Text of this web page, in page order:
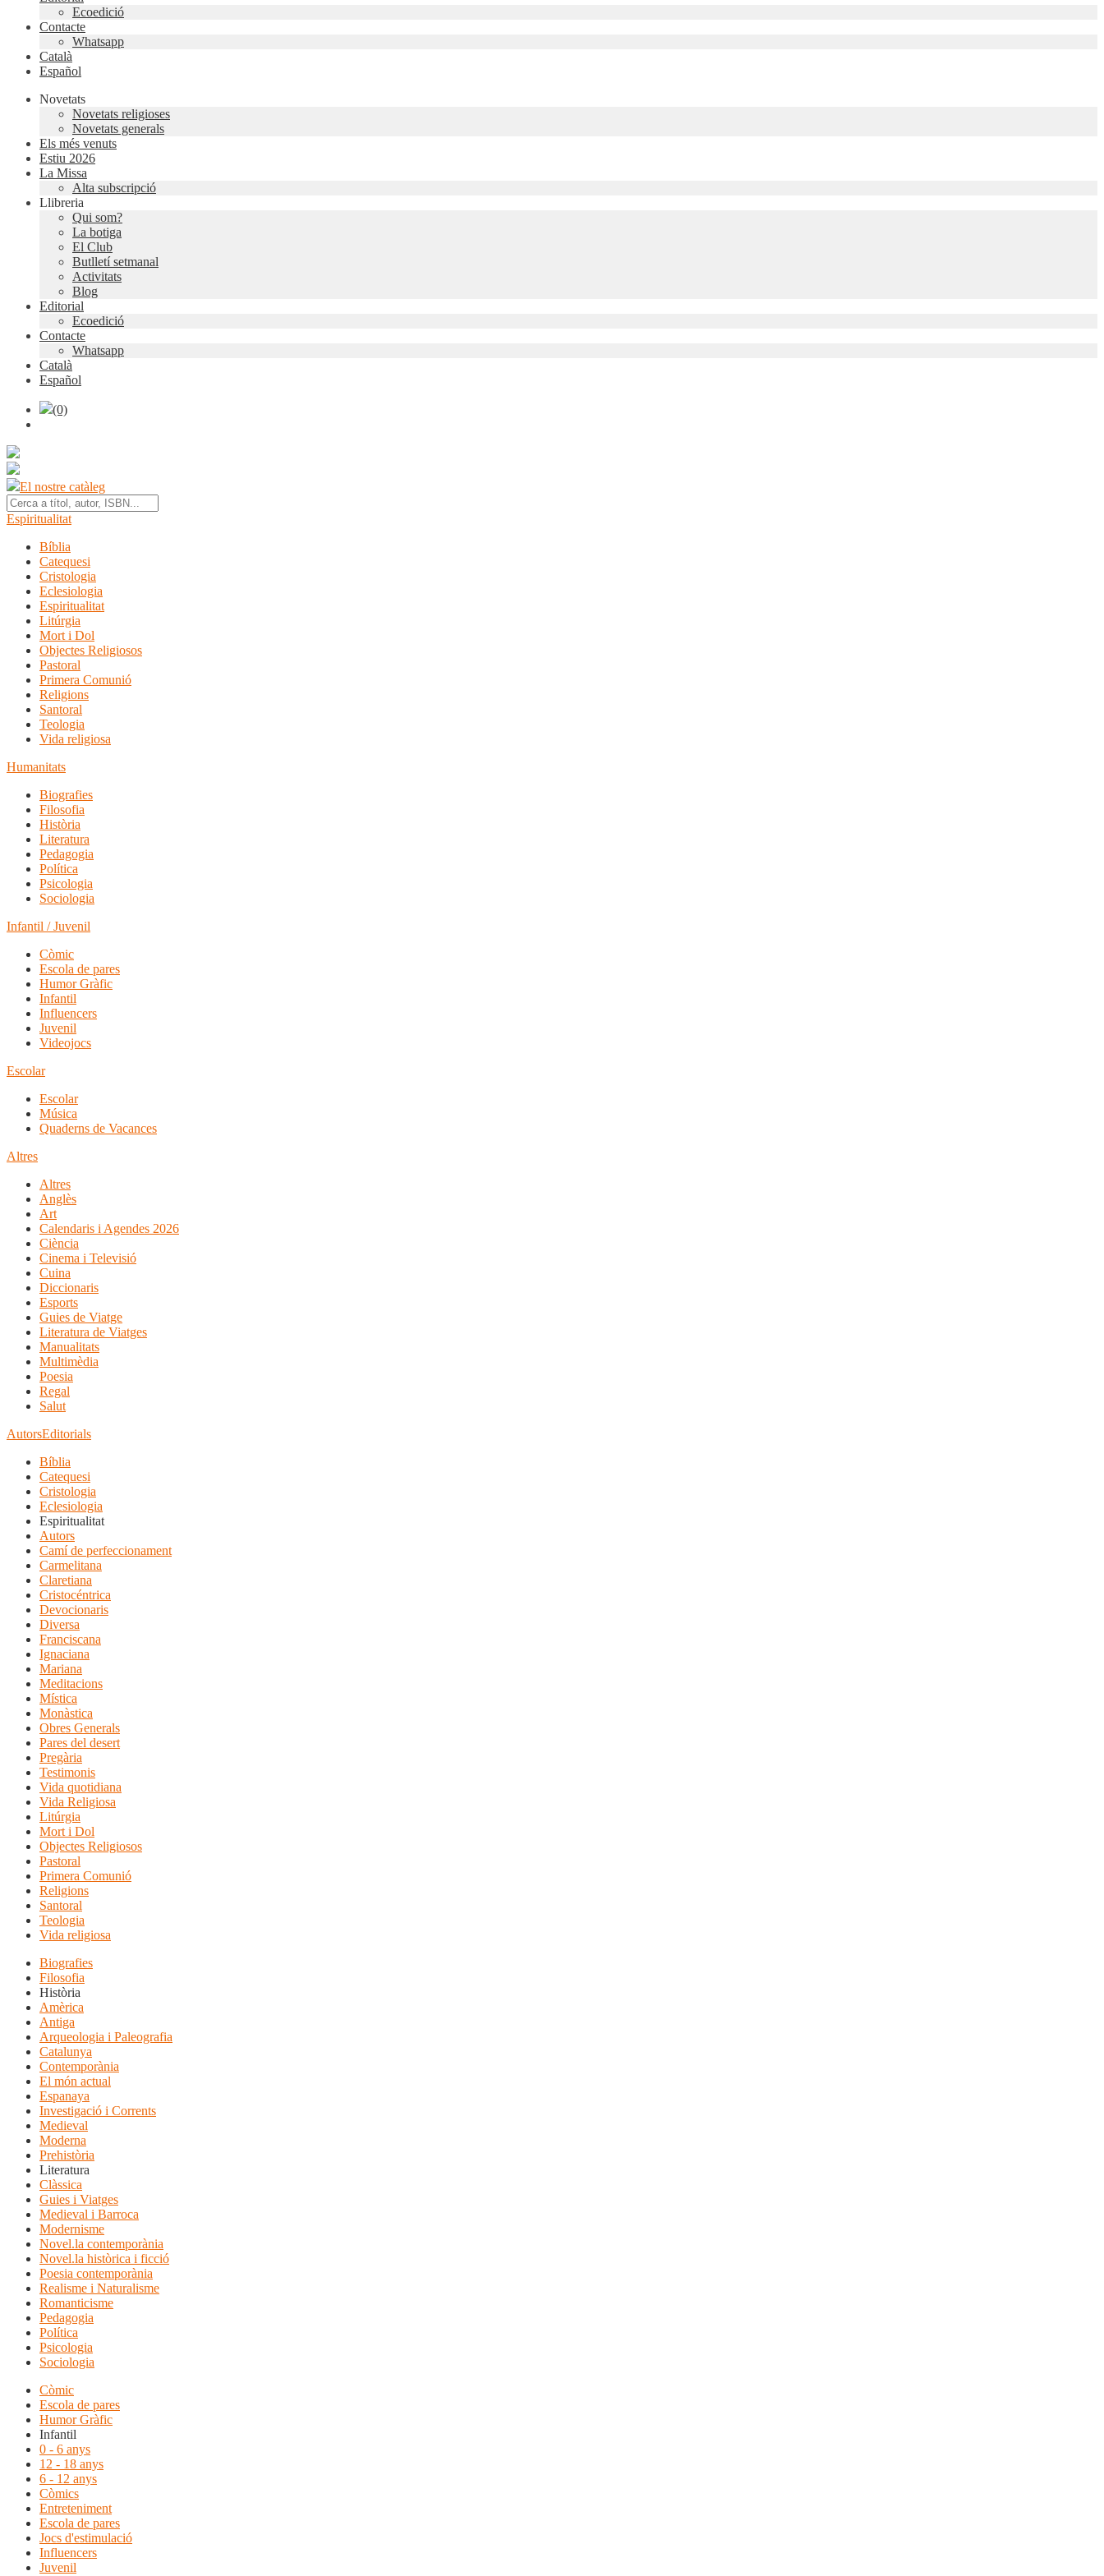
Ecoedició
Contacte
Whatsapp
Català
Español
Novetats
Novetats religioses
Novetats generals
Els més venuts
Estiu 2026
La Missa
Alta subscripció
Llibreria
Qui som?
La botiga
El Club
Butlletí setmanal
Activitats
Blog
Editorial
Ecoedició
Contacte
Whatsapp
Català
Español
(0)
El nostre catàleg
Espiritualitat
Bíblia
Catequesi
Cristologia
Eclesiologia
Espiritualitat
Litúrgia
Mort i Dol
Objectes Religiosos
Pastoral
Primera Comunió
Religions
Santoral
Teologia
Vida religiosa
Humanitats
Biografies
Filosofia
Història
Literatura
Pedagogia
Política
Psicologia
Sociologia
Infantil / Juvenil
Còmic
Escola de pares
Humor Gràfic
Infantil
Influencers
Juvenil
Videojocs
Escolar
Escolar
Música
Quaderns de Vacances
Altres
Altres
Anglès
Art
Calendaris i Agendes 2026
Ciència
Cinema i Televisió
Cuina
Diccionaris
Esports
Guies de Viatge
Literatura de Viatges
Manualitats
Multimèdia
Poesia
Regal
Salut
AutorsEditorials
Bíblia
Catequesi
Cristologia
Eclesiologia
Espiritualitat
Autors
Camí de perfeccionament
Carmelitana
Claretiana
Cristocéntrica
Devocionaris
Diversa
Franciscana
Ignaciana
Mariana
Meditacions
Mística
Monàstica
Obres Generals
Pares del desert
Pregària
Testimonis
Vida quotidiana
Vida Religiosa
Litúrgia
Mort i Dol
Objectes Religiosos
Pastoral
Primera Comunió
Religions
Santoral
Teologia
Vida religiosa
Biografies
Filosofia
Història
Amèrica
Antiga
Arqueologia i Paleografia
Catalunya
Contemporània
El món actual
Espanaya
Investigació i Corrents
Medieval
Moderna
Prehistòria
Literatura
Clàssica
Guies i Viatges
Medieval i Barroca
Modernisme
Novel.la contemporània
Novel.la històrica i ficció
Poesia contemporània
Realisme i Naturalisme
Romanticisme
Pedagogia
Política
Psicologia
Sociologia
Còmic
Escola de pares
Humor Gràfic
Infantil
0 - 6 anys
12 - 18 anys
6 - 12 anys
Còmics
Entreteniment
Escola de pares
Jocs d'estimulació
Influencers
Juvenil